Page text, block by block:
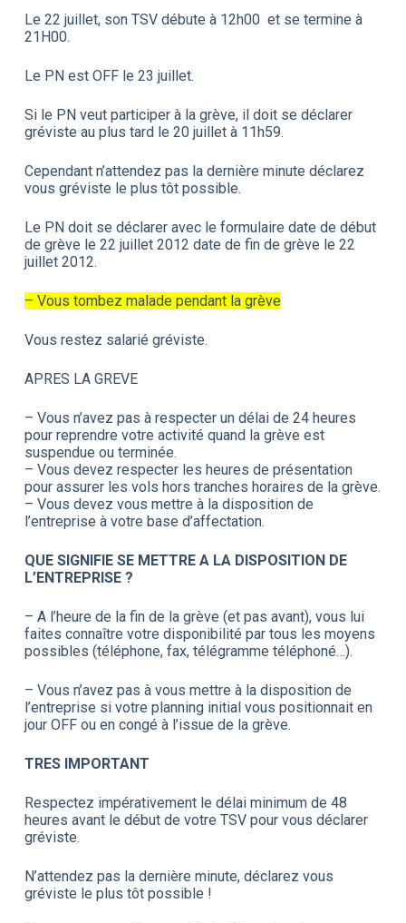
Le 22 juillet, son TSV débute à 12h00 et se termine à
21H00.
Le PN est OFF le 23 juillet.
Si le PN veut participer à la grève, il doit se déclarer
gréviste au plus tard le 20 juillet à 11h59.
Cependant n’attendez pas la dernière minute déclarez
vous gréviste le plus tôt possible.
Le PN doit se déclarer avec le formulaire date de début
de grève le 22 juillet 2012 date de fin de grève le 22
juillet 2012.
– Vous tombez malade pendant la grève
Vous restez salarié gréviste.
APRES LA GREVE
– Vous n’avez pas à respecter un délai de 24 heures
pour reprendre votre activité quand la grève est
suspendue ou terminée.
– Vous devez respecter les heures de présentation
pour assurer les vols hors tranches horaires de la grève.
– Vous devez vous mettre à la disposition de
l’entreprise à votre base d’affectation.
QUE SIGNIFIE SE METTRE A LA DISPOSITION DE
L’ENTREPRISE ?
– A l’heure de la fin de la grève (et pas avant), vous lui
faites connaître votre disponibilité par tous les moyens
possibles (téléphone, fax, télégramme téléphoné…).
– Vous n’avez pas à vous mettre à la disposition de
l’entreprise si votre planning initial vous positionnait en
jour OFF ou en congé à l’issue de la grève.
TRES IMPORTANT
Respectez impérativement le délai minimum de 48
heures avant le début de votre TSV pour vous déclarer
gréviste.
N’attendez pas la dernière minute, déclarez vous
gréviste le plus tôt possible !